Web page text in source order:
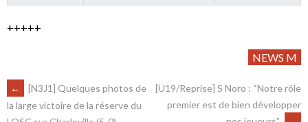
+++++
NEWS M
←
[N3J1] Quelques photos de
la large victoire de la réserve du
[U19/Reprise] S Noro : “Notre rôle
premier est de bien développer